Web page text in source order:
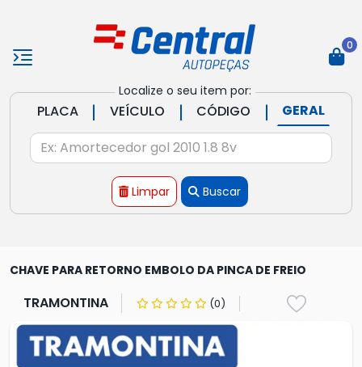
Localize o seu item por:
PLACA | VEÍCULO | CÓDIGO | GERAL
Limpar Buscar
0
CHAVE PARA RETORNO EMBOLO DA PINCA DE FREIO
TRAMONTINA (0)